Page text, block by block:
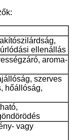
ellenállás
aroma-
szerves
hőállóság,
vagy